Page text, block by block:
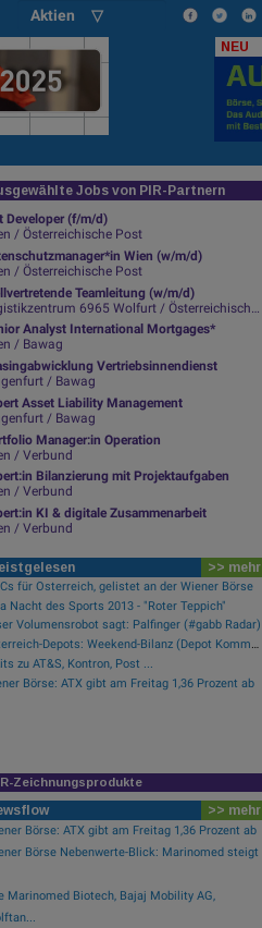
Aktien ▽
NEU
Jobs von PIR-Partnern
Developer (f/m/d)
/ Österreichische Post
Wien (w/m/d)
/ Österreichische Post
Teamleitung (w/m/d)
6965 Wolfurt / Österreichische Post
Analyst International Mortgages*
/ Bawag
Vertriebsinnendienst
/ Bawag
Asset Liability Management
/ Bawag
Manager:in Operation
/ Verbund
Bilanzierung mit Projektaufgaben
/ Verbund
KI & digitale Zusammenarbeit
/ Verbund
>> mehr
für Österreich, gelistet an der Wiener Börse
Nacht des Sports 2013 - "Roter Teppich"
Volumensrobot sagt: Palfinger (#gabb Radar)
Österreich-Depots: Weekend-Bilanz (Depot Kommentar)
zu AT&S, Kontron, Post ...
Börse: ATX gibt am Freitag 1,36 Prozent ab
Zeichnungsprodukte
>> mehr
Börse: ATX gibt am Freitag 1,36 Prozent ab
Börse Nebenwerte-Blick: Marinomed steigt
Marinomed Biotech, Bajaj Mobility AG,